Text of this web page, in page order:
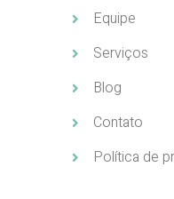
Equipe
Serviços
Blog
Contato
Política de